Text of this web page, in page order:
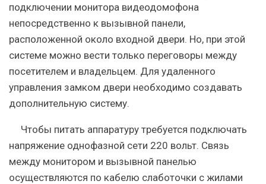
подключении монитора видеодомофона
непосредственно к вызывной панели,
расположенной около входной двери. Но, при этой
системе можно вести только переговоры между
посетителем и владельцем. Для удаленного
управления замком двери необходимо создавать
дополнительную систему.
Чтобы питать аппаратуру требуется подключать
напряжение однофазной сети 220 вольт. Связь
между монитором и вызывной панелью
осуществляются по кабелю слаботочки с жилами